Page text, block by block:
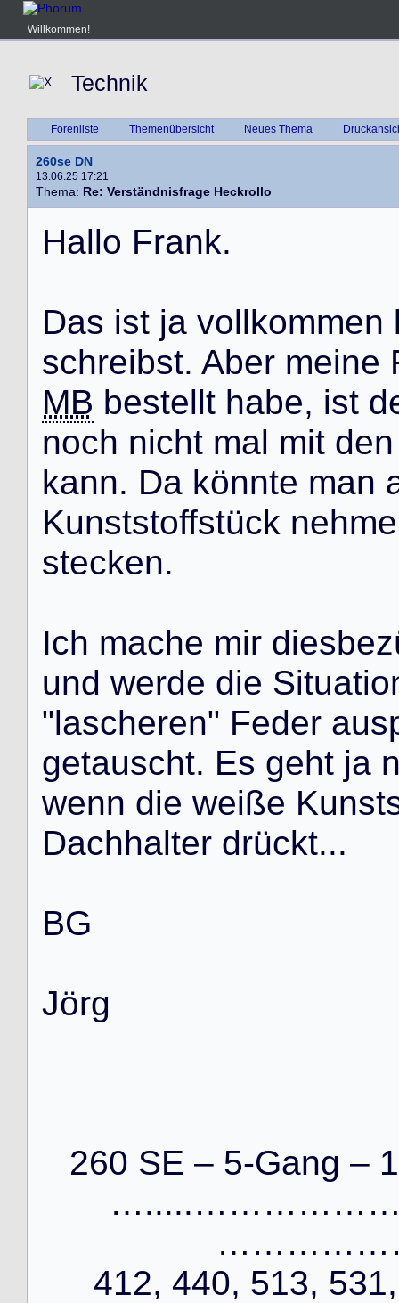
Willkommen!
Technik
Forenliste Themenübersicht Neues Thema
260se DN
13.06.25 17:21
Thema: Re: Verständnisfrage Heckrollo
Hallo Frank.
Das ist ja vollkommen
schreibst. Aber meine
MB bestellt habe, ist d
noch nicht mal mit den
kann. Da könnte man
Kunststoffstück nehme
stecken.
Ich mache mir diesbez
und werde die Situatio
"lascheren" Feder aus
getauscht. Es geht ja
wenn die weiße Kunst
Dachhalter drückt...
BG
Jörg
260 SE – 5-Gang –
412, 440, 513,